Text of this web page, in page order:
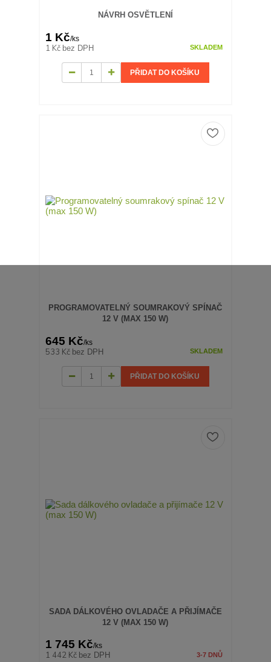
NÁVRH OSVĚTLENÍ
1 Kč/ks
1 Kč bez DPH SKLADEM
PŘIDAT DO KOŠÍKU
PROGRAMOVATELNÝ SOUMRAKOVÝ SPÍNAČ
12 V (MAX 150 W)
645 Kč/ks
533 Kč bez DPH SKLADEM
PŘIDAT DO KOŠÍKU
SADA DÁLKOVÉHO OVLADAČE A PŘIJÍMAČE
12 V (MAX 150 W)
1 745 Kč/ks
1 442 Kč bez DPH 3-7 DNŮ